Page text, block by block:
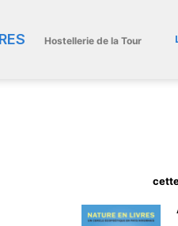
Hostellerie de la Tour